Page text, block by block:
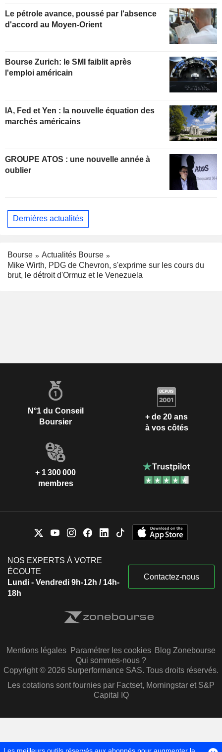
Le pétrole avance, poussé par l'absence
d'accord au Moyen-Orient
Bourse Zurich: le SMI faiblit après
l'emploi américain
IA, Fed et Yen : la nouvelle équation des
marchés américains
GROUPE ATOS : une nouvelle année à
oublier
Dernières actualités
Bourse
Actualités Bourse
Mike Wirth, PDG de Chevron, s'exprime sur les cours du
brut, le détroit d'Ormuz et le Venezuela
N°1 du Conseil
Boursier
+ de 20 ans
à vos côtés
+ 1 300 000
membres
NOS EXPERTS À VOTRE
ÉCOUTE
Lundi - Vendredi 9h-12h / 14h-
18h
Contactez-nous
Mentions légales Paramétrer les cookies Blog Zonebourse
Qui sommes-nous ?
Copyright © 2026 Surperformance SAS. Tous droits réservés.
Les cotations sont fournies par Factset, Morningstar et S&P
Capital IQ